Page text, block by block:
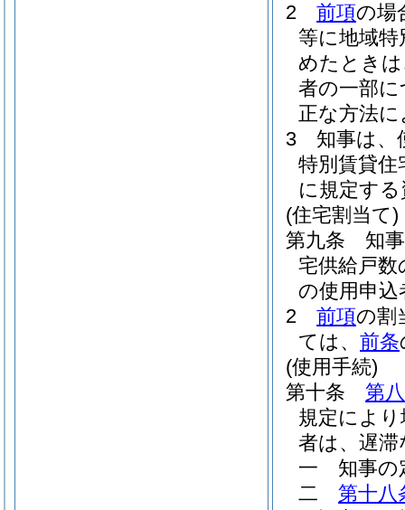
2
前項の場
等に地域
めたとき
者の一部
正な方法
3
知事は、
特別賃貸
に規定す
(住宅割当て)
第九条
知
宅供給戸
の使用申
2
前項の割
ては、 前条
(使用手続)
第十条
第
規定によ
者は、遅
一
知事
二
第十八